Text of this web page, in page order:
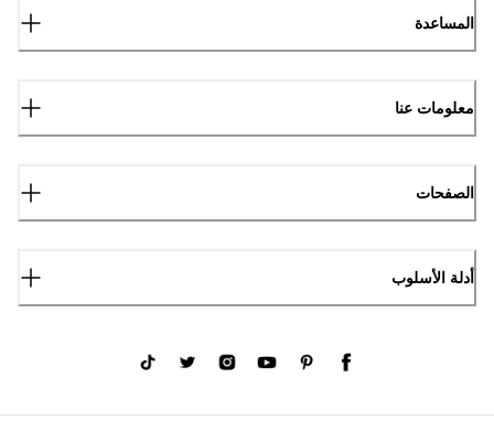
المساعدة
معلومات عنا
الصفحات
أدلة الأسلوب